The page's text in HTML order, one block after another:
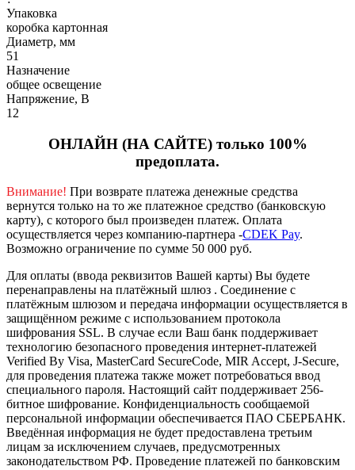
Упаковка
коробка картонная
Диаметр, мм
51
Назначение
общее освещение
Напряжение, В
12
ОНЛАЙН (НА САЙТЕ) только 100%
предоплата.
Внимание! При возврате платежа денежные средства
вернутся только на то же платежное средство (банковскую
карту), с которого был произведен платеж. Оплата
осуществляется через компанию-партнера -CDEK Pay.
Возможно ограничение по сумме 50 000 руб.
Для оплаты (ввода реквизитов Вашей карты) Вы будете
перенаправлены на платёжный шлюз . Соединение с
платёжным шлюзом и передача информации осуществляется в
защищённом режиме с использованием протокола
шифрования SSL. В случае если Ваш банк поддерживает
технологию безопасного проведения интернет-платежей
Verified By Visa, MasterCard SecureCode, MIR Accept, J-Secure,
для проведения платежа также может потребоваться ввод
специального пароля. Настоящий сайт поддерживает 256-
битное шифрование. Конфиденциальность сообщаемой
персональной информации обеспечивается ПАО СБЕРБАНК.
Введённая информация не будет предоставлена третьим
лицам за исключением случаев, предусмотренных
законодательством РФ. Проведение платежей по банковским